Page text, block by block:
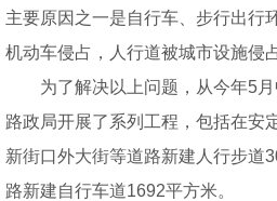
主要原因之一是自行车、步行出行
机动车侵占，人行道被城市设施侵占
为了解决以上问题，从今年5
路政局开展了系列工程，包括在安
新街口外大街等道路新建人行步道
路新建自行车道1692平方米。